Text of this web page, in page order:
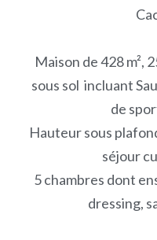
Maison de 428 m²,
sous sol incluant
de
Hauteur sous
séjour
5 chambres dont
dressing,